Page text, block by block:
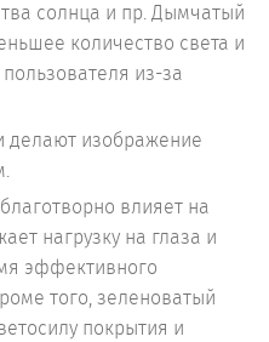
солнца и пр. Дымчатый
количество света и
из-за
делают изображение
влияет на
нагрузку на глаза и
эффективного
того, зеленоватый
покрытия и